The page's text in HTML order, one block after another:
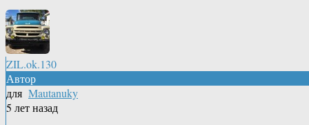
ZIL.ok.130
Автор
для Mautanuky
5 лет назад